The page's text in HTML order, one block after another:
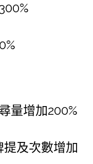
量增加200%
及次數增加